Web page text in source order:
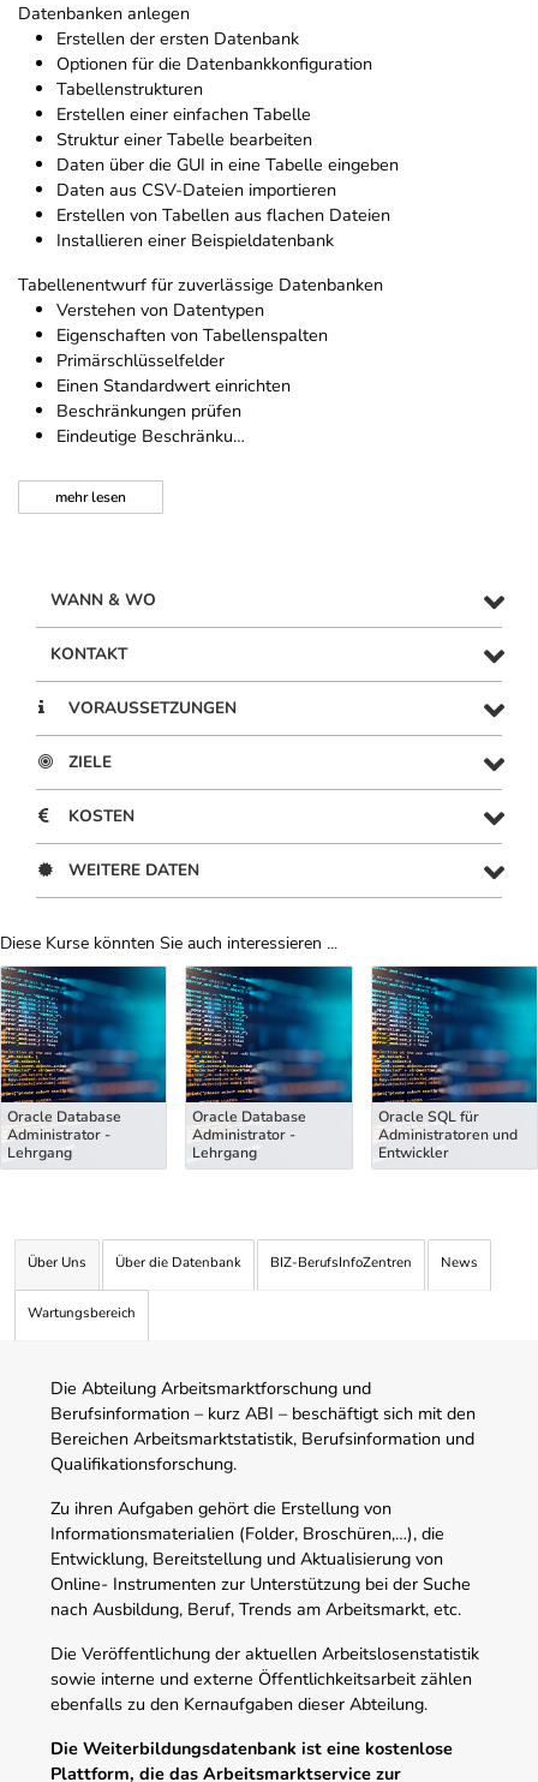
Datenbanken anlegen
Erstellen der ersten Datenbank
Optionen für die Datenbankkonfiguration
Tabellenstrukturen
Erstellen einer einfachen Tabelle
Struktur einer Tabelle bearbeiten
Daten über die GUI in eine Tabelle eingeben
Daten aus CSV-Dateien importieren
Erstellen von Tabellen aus flachen Dateien
Installieren einer Beispieldatenbank
Tabellenentwurf für zuverlässige Datenbanken
Verstehen von Datentypen
Eigenschaften von Tabellenspalten
Primärschlüsselfelder
Einen Standardwert einrichten
Beschränkungen prüfen
Eindeutige Beschränku…
mehrlesen
WANN & WO
KONTAKT
VORAUSSETZUNGEN
ZIELE
KOSTEN
WEITERE DATEN
Diese Kurse könnten Sie auch interessieren ...
Uber Weiterbildungsvorschläge
Oracle Database
Administrator -
Lehrgang
Oracle Database
Administrator -
Lehrgang
Oracle SQL für
Administratoren und
Entwickler
Über Uns Über die Datenbank BIZ-BerufsInfoZentren News
Wartungsbereich
Die Abteilung Arbeitsmarktforschung und
Berufsinformation – kurz ABI – beschäftigt sich mit den
Bereichen Arbeitsmarktstatistik, Berufsinformation und
Qualifikationsforschung.
Zu ihren Aufgaben gehört die Erstellung von
Informationsmaterialien (Folder, Broschüren,…), die
Entwicklung, Bereitstellung und Aktualisierung von
Online- Instrumenten zur Unterstützung bei der Suche
nach Ausbildung, Beruf, Trends am Arbeitsmarkt, etc.
Die Veröffentlichung der aktuellen Arbeitslosenstatistik
sowie interne und externe Öffentlichkeitsarbeit zählen
ebenfalls zu den Kernaufgaben dieser Abteilung.
Die Weiterbildungsdatenbank ist eine kostenlose
Plattform, die das Arbeitsmarktservice zur